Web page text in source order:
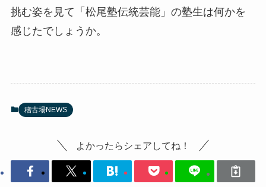
挑む姿を見て「松尾塾伝統芸能」の塾生は何かを
感じたでしょうか。
稽古場NEWS
よかったらシェアしてね！